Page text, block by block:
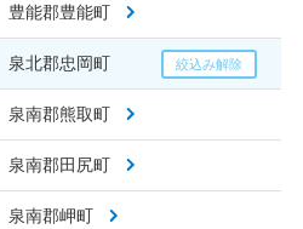
豊能郡豊能町
泉北郡忠岡町
泉南郡熊取町
泉南郡田尻町
泉南郡岬町